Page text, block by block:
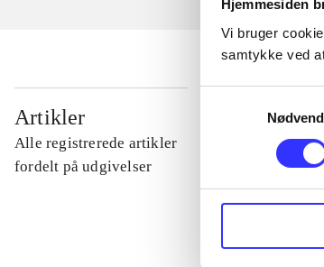
Hjemmesiden
Vi bruger
samtykke ved
Artikler
Alle registrerede artikler
fordelt på udgivelser